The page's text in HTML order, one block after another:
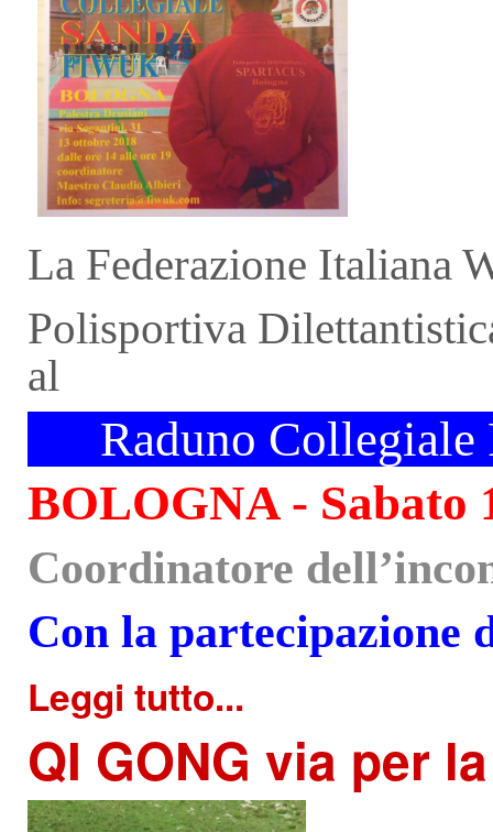
La Federazione Italiana
Polisportiva
al
Raduno
BOLOGNA - Sabato
Coordinatore
Con la partecipazione
Leggi tutto...
QI GONG via per